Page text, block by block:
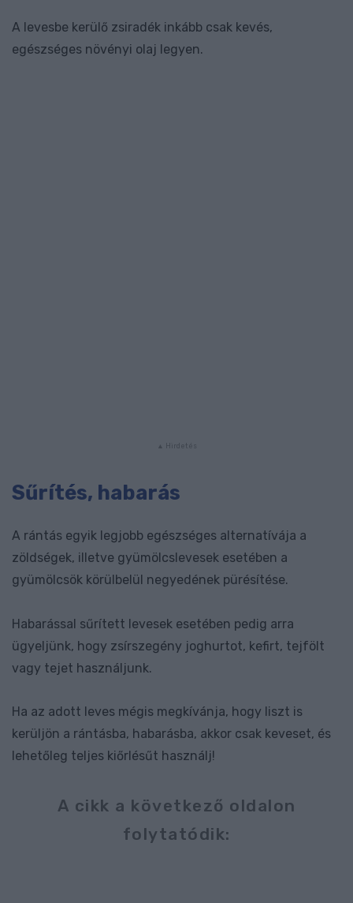
A levesbe kerülő zsiradék inkább csak kevés,
egészséges növényi olaj legyen.
Sűrítés, habarás
A rántás egyik legjobb egészséges alternatívája a
zöldségek, illetve gyümölcslevesek esetében a
gyümölcsök körülbelül negyedének pürésítése.
Habarással sűrített levesek esetében pedig arra
ügyeljünk, hogy zsírszegény joghurtot, kefirt, tejfölt
vagy tejet használjunk.
Ha az adott leves mégis megkívánja, hogy liszt is
kerüljön a rántásba, habarásba, akkor csak keveset, és
lehetőleg teljes kiőrlésűt használj!
A cikk a következő oldalon
folytatódik: